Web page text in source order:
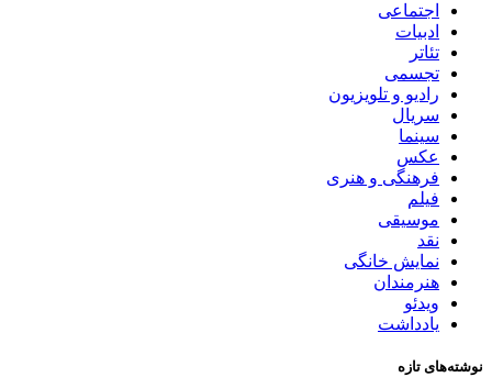
اجتماعی
ادبیات
تئاتر
تجسمی
رادیو و تلویزیون
سریال
سینما
عکس
فرهنگی و هنری
فیلم
موسیقی
نقد
نمایش خانگی
هنرمندان
ویدئو
یادداشت
نوشته‌های تازه